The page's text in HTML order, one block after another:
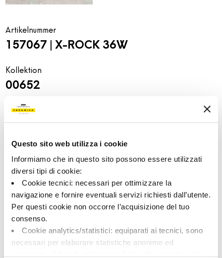
Questo sito web utilizza i cookie
Informiamo che in questo sito possono essere utilizzati
diversi tipi di cookie:
Cookie tecnici: necessari per ottimizzare la
navigazione e fornire eventuali servizi richiesti dall’utente.
Per questi cookie non occorre l’acquisizione del tuo
consenso.
Cookie analytics/statistici: equiparati ai tecnici, sono
necessari per elaborare statistiche anonime ed
Artikelnummer
157067 | X-ROCK 36W
Kollektion
00652
Farbe:
Weiß
Schlicht
Format:
matt
Schattierung:
V2
Maßeinheit:
MQ